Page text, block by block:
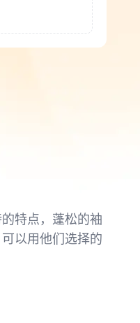
特点，蓬松的袖
以用他们选择的